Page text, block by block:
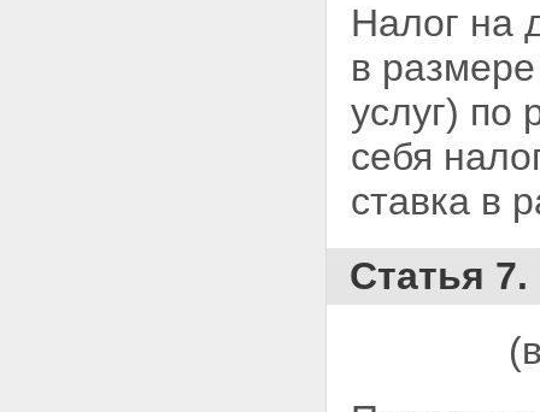
Налог на
в
услуг)
себя
ставка в
Статья 7.